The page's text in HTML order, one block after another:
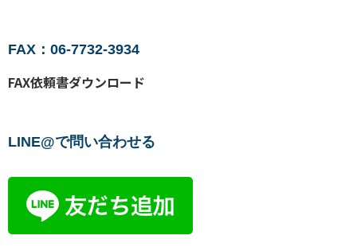
FAX：06-7732-3934
FAX依頼書ダウンロード
LINE@で問い合わせる